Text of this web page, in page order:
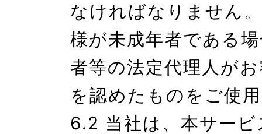
なければなりません
様が未成年者である
者等の法定代理人が
を認めたものをご使
6.2 当社は、本サービ